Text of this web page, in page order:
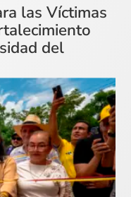
las Víctimas
del